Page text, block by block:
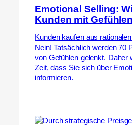
Emotional Selling:
Kunden mit
Kunden kaufen aus
Nein! Tatsächlich werden 70
von Gefühlen gelenkt. Daher
Zeit, dass Sie sich über
informieren.